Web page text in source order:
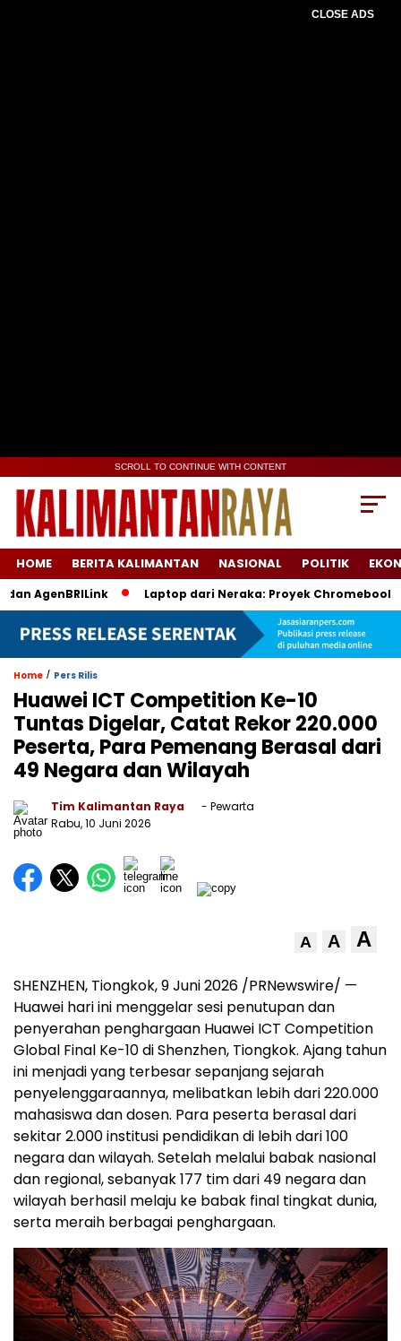
CLOSE ADS
SCROLL TO CONTINUE WITH CONTENT
HOME BERITA KALIMANTAN NASIONAL POLITIK
Laptop dari Neraka: Proyek Chromebook
Home / Pers Rilis
Huawei ICT Competition Ke-10
Tuntas Digelar, Catat Rekor 220.000
Peserta, Para Pemenang Berasal dari
49 Negara dan Wilayah
Tim Kalimantan Raya
- Pewarta
Rabu, 10 Juni 2026
A A A
SHENZHEN, Tiongkok, 9 Juni 2026 /PRNewswire/ —
Huawei hari ini menggelar sesi penutupan dan
penyerahan penghargaan Huawei ICT Competition
Global Final Ke-10 di Shenzhen, Tiongkok. Ajang tahun
ini menjadi yang terbesar sepanjang sejarah
penyelenggaraannya, melibatkan lebih dari 220.000
mahasiswa dan dosen. Para peserta berasal dari
sekitar 2.000 institusi pendidikan di lebih dari 100
negara dan wilayah. Setelah melalui babak nasional
dan regional, sebanyak 177 tim dari 49 negara dan
wilayah berhasil melaju ke babak final tingkat dunia,
serta meraih berbagai penghargaan.